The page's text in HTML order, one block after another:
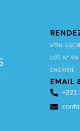
VDN
LOT N°
ENERGIE
EMAIL
+221